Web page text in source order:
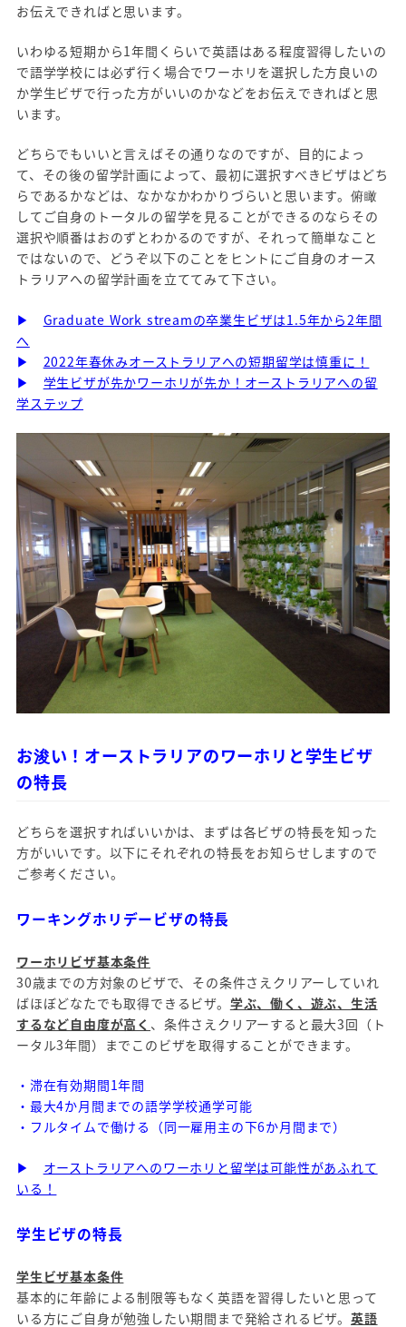
お伝えできればと思います。
いわゆる短期から1年間くらいで英語はある程度習得したいの
で語学学校には必ず行く場合でワーホリを選択した方良いの
か学生ビザで行った方がいいのかなどをお伝えできればと思
います。
どちらでもいいと言えばその通りなのですが、目的によっ
て、その後の留学計画によって、最初に選択すべきビザはどち
らであるかなどは、なかなかわかりづらいと思います。俯瞰
してご自身のトータルの留学を見ることができるのならその
選択や順番はおのずとわかるのですが、それって簡単なこと
ではないので、どうぞ以下のことをヒントにご自身のオース
トラリアへの留学計画を立ててみて下さい。
▶
Graduate Work streamの卒業生ビザは1.5年から2年間
へ
▶
2022年春休みオーストラリアへの短期留学は慎重に！
▶
学生ビザが先かワーホリが先か！オーストラリアへの留
学ステップ
お浚い！オーストラリアのワーホリと学生ビザ
の特長
どちらを選択すればいいかは、まずは各ビザの特長を知った
方がいいです。以下にそれぞれの特長をお知らせしますので
ご参考ください。
ワーキングホリデービザの特長
ワーホリビザ基本条件
30歳までの方対象のビザで、その条件さえクリアーしていれ
ばほぼどなたでも取得できるビザ。 学ぶ、働く、遊ぶ、生活
するなど自由度が高く 、条件さえクリアーすると最大3回（ト
ータル3年間）までこのビザを取得することができます。
・滞在有効期間1年間
・最大4か月間までの語学学校通学可能
・フルタイムで働ける（同一雇用主の下6か月間まで）
▶
オーストラリアへのワーホリと留学は可能性があふれて
いる！
学生ビザの特長
学生ビザ基本条件
基本的に年齢による制限等もなく英語を習得したいと思って
いる方にご自身が勉強したい期間まで発給されるビザ。 英語